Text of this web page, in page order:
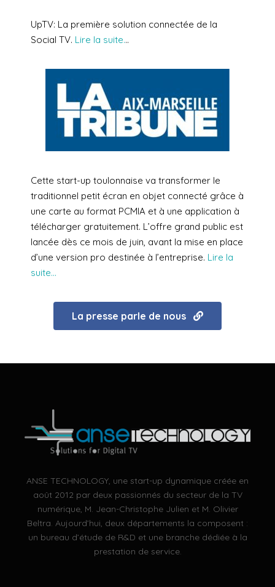
UpTV: La première solution connectée de la
Social TV. Lire la suite...
Cette start-up toulonnaise va transformer le
traditionnel petit écran en objet connecté grâce à
une carte au format PCMIA et à une application à
télécharger gratuitement. L’offre grand public est
lancée dès ce mois de juin, avant la mise en place
d’une version pro destinée à l’entreprise. Lire la
suite…
La presse parle de nous
ANSE TECHNOLOGY, une start-up dynamique créée en
août 2012 par deux passionnés du secteur de la TV
numérique, M. Jean-Christophe Julien et M. Olivier
Beltra. Aujourd’hui, deux départements la composent :
un bureau d’étude de R&D et une branche dédiée à la
prestation de service.